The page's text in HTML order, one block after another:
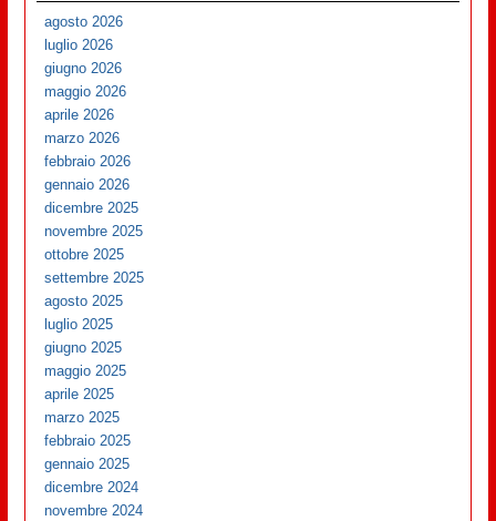
agosto 2026
luglio 2026
giugno 2026
maggio 2026
aprile 2026
marzo 2026
febbraio 2026
gennaio 2026
dicembre 2025
novembre 2025
ottobre 2025
settembre 2025
agosto 2025
luglio 2025
giugno 2025
maggio 2025
aprile 2025
marzo 2025
febbraio 2025
gennaio 2025
dicembre 2024
novembre 2024